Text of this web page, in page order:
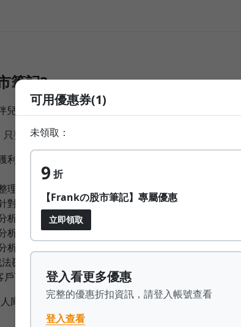
筆記?
女的時間都快不夠了，哪還有時間吸收財金知識?
要交給Frank，幫您做到以下資訊的統整：
百萬的"獨家"戰法完全傳授 (只用不到3條線，短線~
盤後資訊及重點新聞
對個股技術面、籌碼面重點分析
析權證大戶資訊
個股技術分析線圖狀況
台指期技術分析線圖狀況
覆盤/常勝大戶分點統整
可加購獨家隱藏版股市大數據統整分析方案
庫存大漲的個股 & 個股戰法覆盤(不提及股名、股號)
可用優惠券(1)
未領取：
9 折
【Frankの股市筆記】專屬優惠
立即領取
登入看更多優惠
完整的優惠折扣資訊，請登入帳號查看
登入查看